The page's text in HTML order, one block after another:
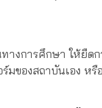
างการศึกษา ให้ยืดก
มของสถาบันเอง หรื